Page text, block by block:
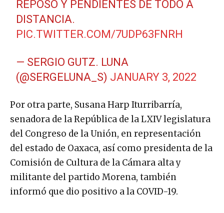
REPOSO Y PENDIENTES DE TODO A
DISTANCIA.
PIC.TWITTER.COM/7UDP63FNRH
— SERGIO GUTZ. LUNA
(@SERGELUNA_S) JANUARY 3, 2022
Por otra parte, Susana Harp Iturribarría​,
senadora de la República de la LXIV legislatura
del Congreso de la Unión, en representación
del estado de Oaxaca, ​así como presidenta de la
Comisión de Cultura de la Cámara alta y
militante del partido Morena, también
informó que dio positivo a la COVID-19.